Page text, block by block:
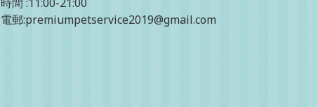
電郵:premiumpetservice2019@gmail.com